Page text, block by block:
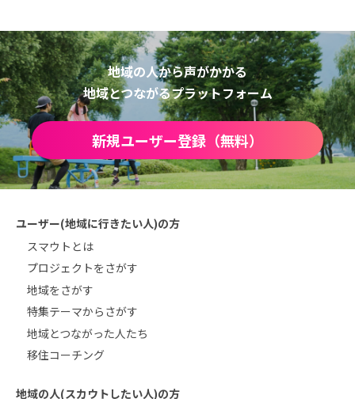
地域の人から声がかかる
地域とつながるプラットフォーム
新規ユーザー登録（無料）
ユーザー(地域に行きたい人)の方
スマウトとは
プロジェクトをさがす
地域をさがす
特集テーマからさがす
地域とつながった人たち
移住コーチング
地域の人(スカウトしたい人)の方